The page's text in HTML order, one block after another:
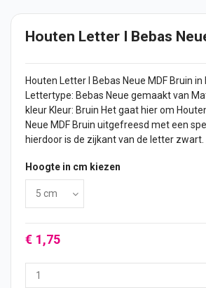
Houten Letter I Bebas
Houten Letter I Bebas Neue MDF Bruin
Lettertype: Bebas Neue gemaakt van
kleur Kleur: Bruin Het gaat hier om
Neue MDF Bruin uitgefreesd met een
hierdoor is de zijkant van de letter zwart.
Hoogte in cm kiezen
€ 1,75